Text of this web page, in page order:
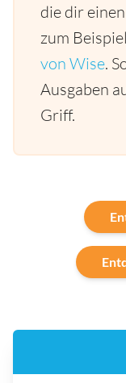
die dir
zum
von Wise.
Ausgaben
Griff.